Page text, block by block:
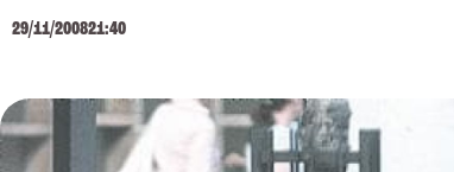
29/11/200821:40